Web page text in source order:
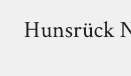
Hunsrück